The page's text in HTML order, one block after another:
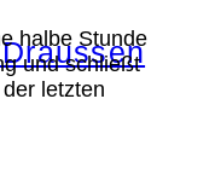
halbe Stunde
und schließt
letzten